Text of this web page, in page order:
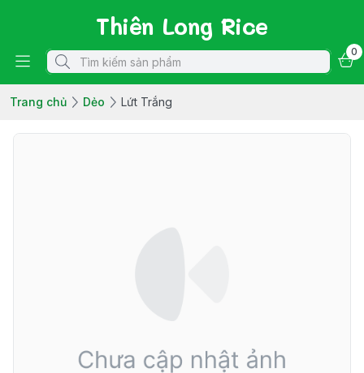
Thiên Long Rice
0
Trang chủ Dẻo Lứt Trắng